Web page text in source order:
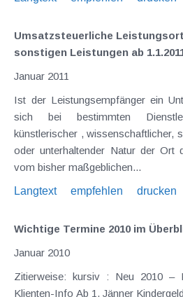
Umsatzsteuerliche
sonstigen Leistungen ab
Januar 2011
Ist der Leistungsempfänger ein Unternehmer , so verlagert
sich bei bestimmten Dienstleistungen
künstlerischer , wissenschaftlicher,
oder unterhaltender Natur der Ort der Leistung ab 1.1.2011
vom bisher maßgeblichen...
Langtext
empfehlen drucken
Wichtige Termine 2010 im
Januar 2010
Zitierweise: kursiv : Neu 2010 – KI MM/JJ: Ausgabe der
Klienten-Info Ab 1. Jänner Kindergeld NEU : Kindergeld ist nun